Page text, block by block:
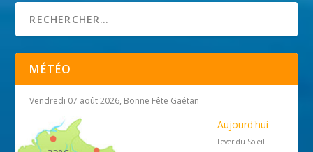
MÉTÉO
Vendredi 07 août 2026, Bonne Fête Gaétan
Aujourd'hui
Lever du Soleil